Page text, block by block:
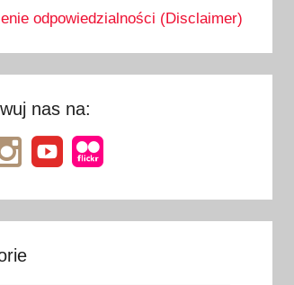
odpowiedzialności (Disclaimer)
nas na: